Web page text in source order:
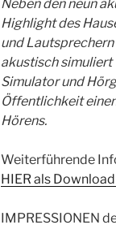
Neben den neun
Highlight des
und
akustisch simuliert
Simulator und
Öffentlichkeit
Hörens.
Weiterführende
HIER als
IMPRESSIONEN